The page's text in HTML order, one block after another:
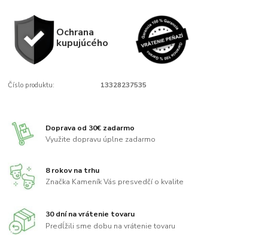
Ochrana
kupujúcého
Číslo produktu: 13328237535
Doprava od 30€ zadarmo
Využite dopravu úplne zadarmo
8 rokov na trhu
Značka Kameník Vás presvedčí o kvalite
30 dní na vrátenie tovaru
Predĺžili sme dobu na vrátenie tovaru